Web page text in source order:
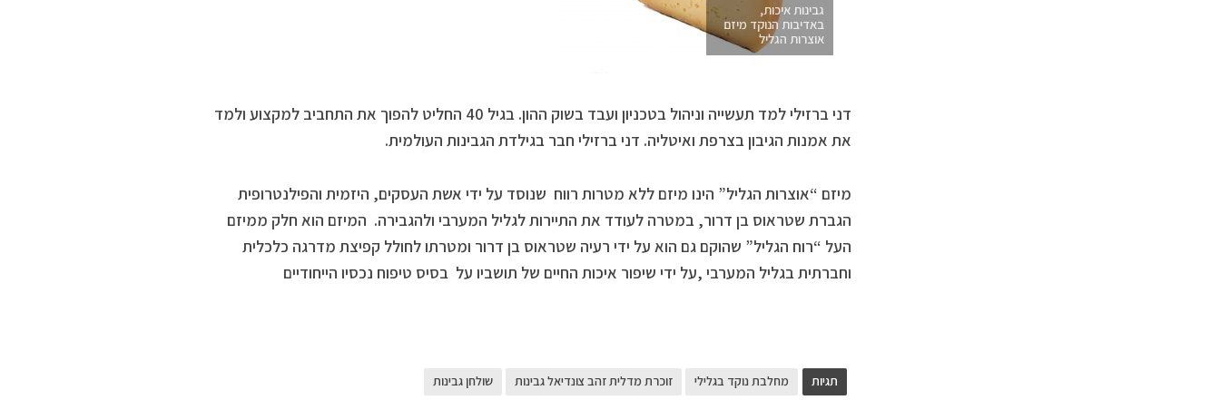
גבינות איכות,
באדיבות הנוקד מיזם
אוצרות הגליל
דני ברזילי למד תעשייה וניהול בטכניון ועבד בשוק ההון. בגיל 40 החליט להפוך את התחביב למקצוע ולמד
את אמנות הגיבון בצרפת ואיטליה. דני ברזילי חבר בגילדת הגבינות העולמית.
מיזם “אוצרות הגליל” הינו מיזם ללא מטרות רווח שנוסד על ידי אשת העסקים, היזמית והפילנטרופית
הגברת שטראוס בן דרור, במטרה לעודד את התיירות לגליל המערבי ולהגבירה. המיזם הוא חלק ממיזם
העל “רוח הגליל” שהוקם גם הוא על ידי רעיה שטראוס בן דרור ומטרתו לחולל קפיצת מדרגה כלכלית
וחברתית בגליל המערבי ,על ידי שיפור איכות החיים של תושביו על בסיס טיפוח נכסיו הייחודיים
תגיות מחלבת נוקד בגלילי זוכרת מדלית זהב צונדיאל גבינות שולחן גבינות